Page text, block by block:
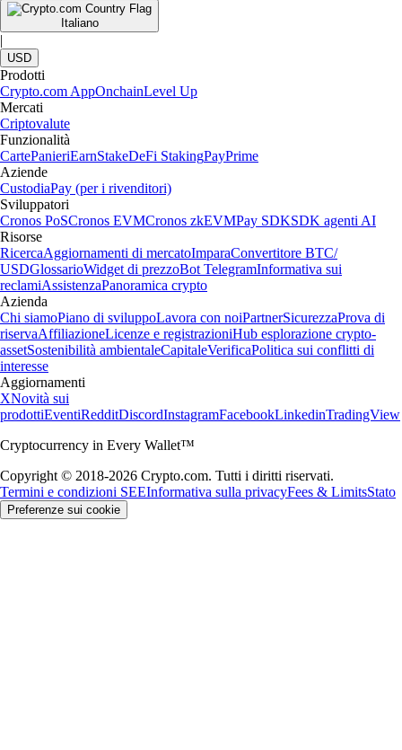
Italiano
|
USD
Prodotti
Crypto.com AppOnchainLevel Up
Mercati
Criptovalute
Funzionalità
CartePanieriEarnStakeDeFi StakingPayPrime
Aziende
CustodiaPay (per i rivenditori)
Sviluppatori
Cronos PoSCronos EVMCronos zkEVMPay SDKSDK agenti AI
Risorse
RicercaAggiornamenti di mercatoImparaConvertitore BTC/
USDGlossarioWidget di prezzoBot TelegramInformativa sui
reclamiAssistenzaPanoramica crypto
Azienda
Chi siamoPiano di sviluppoLavora con noiPartnerSicurezzaProva di
riservaAffiliazioneLicenze e registrazioniHub esplorazione crypto-
assetSostenibilità ambientaleCapitaleVerificaPolitica sui conflitti di
interesse
Aggiornamenti
XNovità sui
prodottiEventiRedditDiscordInstagramFacebookLinkedinTradingView
Cryptocurrency in Every Wallet™
Copyright © 2018-2026 Crypto.com. Tutti i diritti riservati.
Termini e condizioni SEEInformativa sulla privacyFees & LimitsStato
Preferenze sui cookie